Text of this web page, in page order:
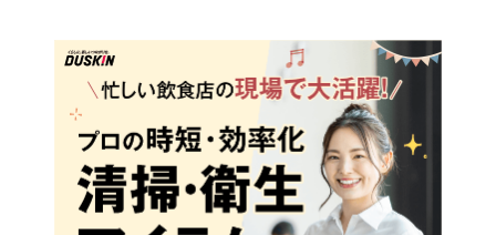
「おでんメニュー」設計術